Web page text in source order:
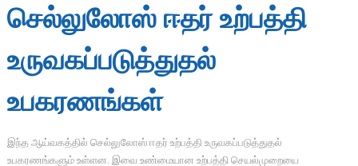
செல்லுலோஸ் ஈதர் உற்பத்தி
உருவகப்படுத்துதல்
உபகரணங்கள்
இந்த ஆய்வகத்தில் செல்லுலோஸ் ஈதர் உற்பத்தி உருவகப்படுத்துதல்
உபகரணங்களும் உள்ளன. இவை உண்மையான உற்பத்தி செயல்முறையை